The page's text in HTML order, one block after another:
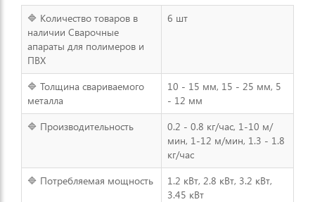
🔷 Количество товаров в
наличии Сварочные
апараты для полимеров и
ПВХ
6 шт
🔷 Толщина свариваемого
металла
10 - 15 мм, 15 - 25 мм, 5
- 12 мм
🔷 Производительность
0.2 - 0.8 кг/час, 1-10 м/
мин, 1-12 м/мин, 1.3 - 1.8
кг/час
🔷 Потребляемая мощность
1.2 кВт, 2.8 кВт, 3.2 кВт,
3.45 кВт